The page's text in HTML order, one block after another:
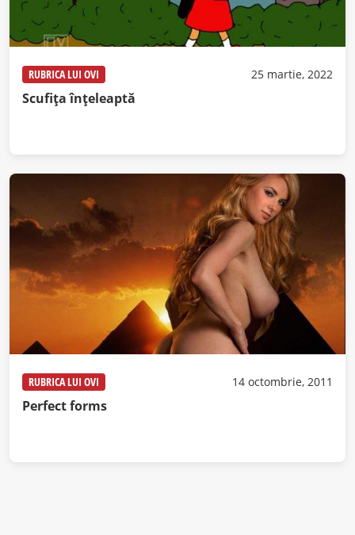
RUBRICA LUI OVI 25 martie, 2022
Scufița înțeleaptă
RUBRICA LUI OVI 14 octombrie, 2011
Perfect forms